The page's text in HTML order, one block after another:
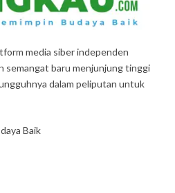
media siber independen
semangat baru menjunjung tinggi
dalam peliputan untuk
Baik